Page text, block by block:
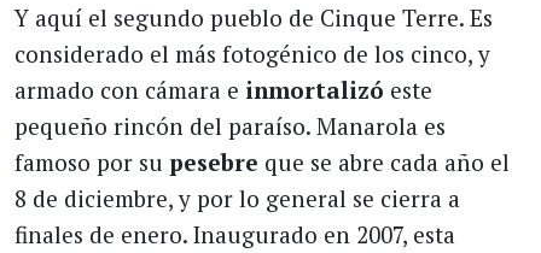
Y aquí el segundo pueblo de Cinque Terre. Es
considerado el más fotogénico de los cinco, y
armado con cámara e inmortalizó este
pequeño rincón del paraíso. Manarola es
famoso por su pesebre que se abre cada año el
8 de diciembre, y por lo general se cierra a
finales de enero. Inaugurado en 2007, esta